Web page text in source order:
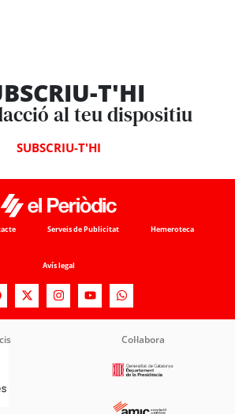
T'HI
al teu dispositiu
SUBSCRIU-T'HI
Serveis de Publicitat Hemeroteca
Avís legal
Col·labora